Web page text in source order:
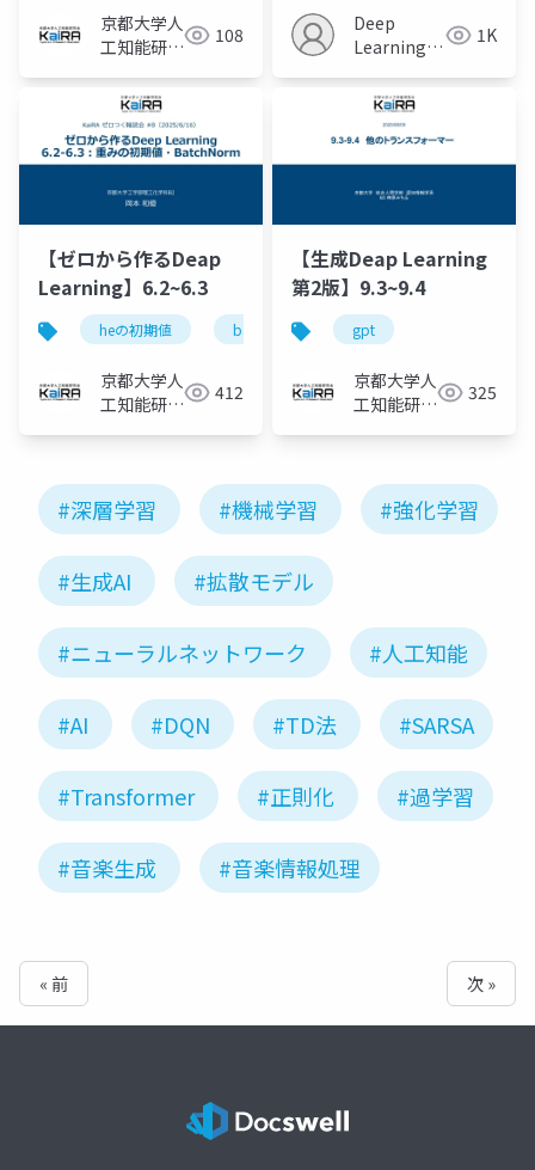
京都大学人
工知能研究
108
Language Models
Deep
Learning
1K
【ゼロから作るDeap
Learning】6.2~6.3
heの初期値 batch normalization
京都大学人
工知能研究
412
【生成Deap Learning
第2版】9.3~9.4
gpt
京都大学人
工知能研究
325
#深層学習 #機械学習 #強化学習
#生成AI #拡散モデル
#ニューラルネットワーク #人工知能
#AI #DQN #TD法 #SARSA
#Transformer #正則化 #過学習
#音楽生成 #音楽情報処理
« 前 次 »